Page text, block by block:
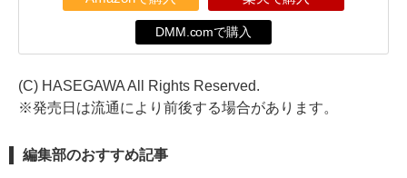
DMM.comで購入
(C) HASEGAWA All Rights Reserved.
※発売日は流通により前後する場合があります。
編集部のおすすめ記事